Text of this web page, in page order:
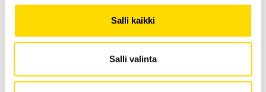
Salli kaikki
Salli valinta